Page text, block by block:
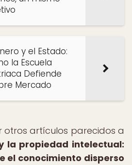
y el Estado:
la Escuela
Defiende
Mercado
otros artículos parecidos a
la propiedad intelectual:
el conocimiento disperso